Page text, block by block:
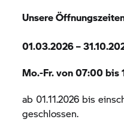
Unsere
01.03.2026 –
Mo.-Fr. von 07:00 bis
ab 01.11.2026 bis
geschlossen.